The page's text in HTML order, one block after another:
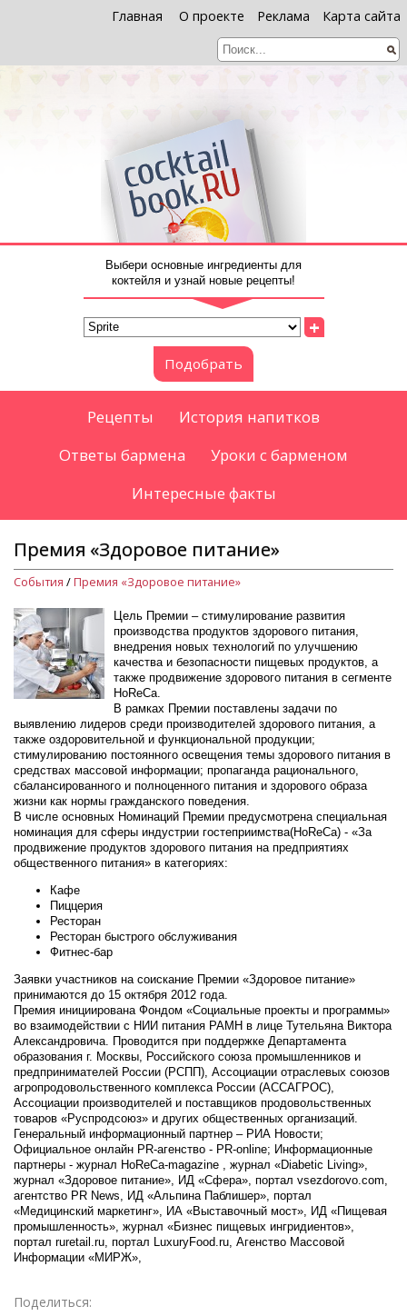
Главная О проекте Реклама Карта сайта
Выбери основные ингредиенты для
коктейля и узнай новые рецепты!
+
Подобрать
Рецепты
История напитков
Ответы бармена
Уроки с барменом
Интересные факты
Премия «Здоровое питание»
События /Премия «Здоровое питание»
Цель Премии – стимулирование развития
производства продуктов здорового питания,
внедрения новых технологий по улучшению
качества и безопасности пищевых продуктов, а
также продвижение здорового питания в сегменте
HoReCa.
В рамках Премии поставлены задачи по
выявлению лидеров среди производителей здорового питания, а
также оздоровительной и функциональной продукции;
стимулированию постоянного освещения темы здорового питания в
средствах массовой информации; пропаганда рационального,
сбалансированного и полноценного питания и здорового образа
жизни как нормы гражданского поведения.
В чиcле основных Номинаций Премии предусмотрена специальная
номинация для сферы индустрии гостеприимства(HoReCa) - «За
продвижение продуктов здорового питания на предприятиях
общественного питания» в категориях:
Кафе
Пиццерия
Ресторан
Ресторан быстрого обслуживания
Фитнес-бар
Заявки участников на соискание Премии «Здоровое питание»
принимаются до 15 октября 2012 года.
Премия инициирована Фондом «Социальные проекты и программы»
во взаимодействии с НИИ питания РАМН в лице Тутельяна Виктора
Александровича. Проводится при поддержке Департамента
образования г. Москвы, Российского союза промышленников и
предпринимателей России (РСПП), Ассоциации отраслевых союзов
агропродовольственного комплекса России (АССАГРОС),
Ассоциации производителей и поставщиков продовольственных
товаров «Руспродсоюз» и других общественных организаций.
Генеральный информационный партнер – РИА Новости;
Официальное онлайн PR-агенство - PR-online; Информационные
партнеры - журнал HoReCa-magazine , журнал «Diabetic Living»,
журнал «Здоровое питание», ИД «Сфера», портал vsezdorovo.com,
агентство PR News, ИД «Альпина Паблишер», портал
«Медицинский маркетинг», ИА «Выставочный мост», ИД «Пищевая
промышленность», журнал «Бизнес пищевых ингридиентов»,
портал ruretail.ru, портал LuxuryFood.ru, Агенство Массовой
Информации «МИРЖ»,
Поделиться: